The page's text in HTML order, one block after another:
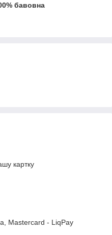
бавовна
картку
Mastercard - LiqPay